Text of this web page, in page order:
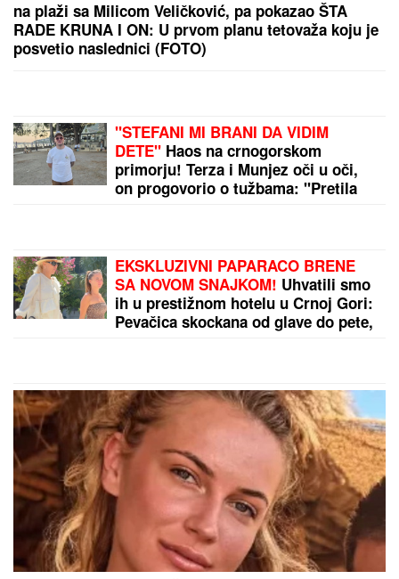
UN UPOZORAVAJU NA POSLEDICE ELNINjA: Evo
koje zemlje su najugroženije
OGLASIO SE SLOBA RADANOVIĆ NAKON NAPADA
U BUDVIOtkrio šta se desilo sa taksistom: "Možda
ima neke probleme"